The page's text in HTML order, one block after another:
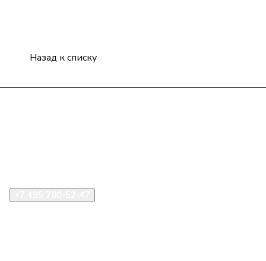
Назад к списку